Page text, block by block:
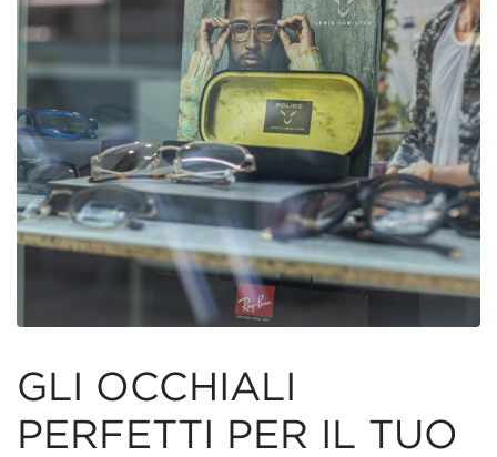
GLI OCCHIALI
PERFETTI PER IL TUO